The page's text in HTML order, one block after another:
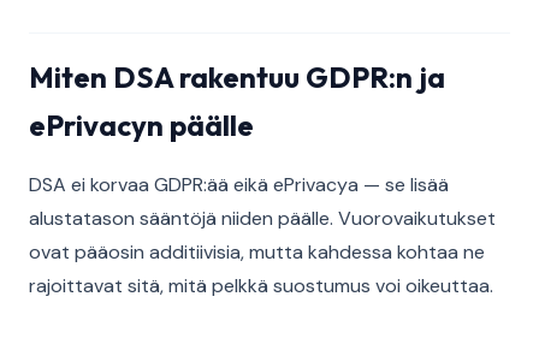
Miten DSA rakentuu GDPR:n ja
ePrivacyn päälle
DSA ei korvaa GDPR:ää eikä ePrivacya — se lisää
alustatason sääntöjä niiden päälle. Vuorovaikutukset
ovat pääosin additiivisia, mutta kahdessa kohtaa ne
rajoittavat sitä, mitä pelkkä suostumus voi oikeuttaa.